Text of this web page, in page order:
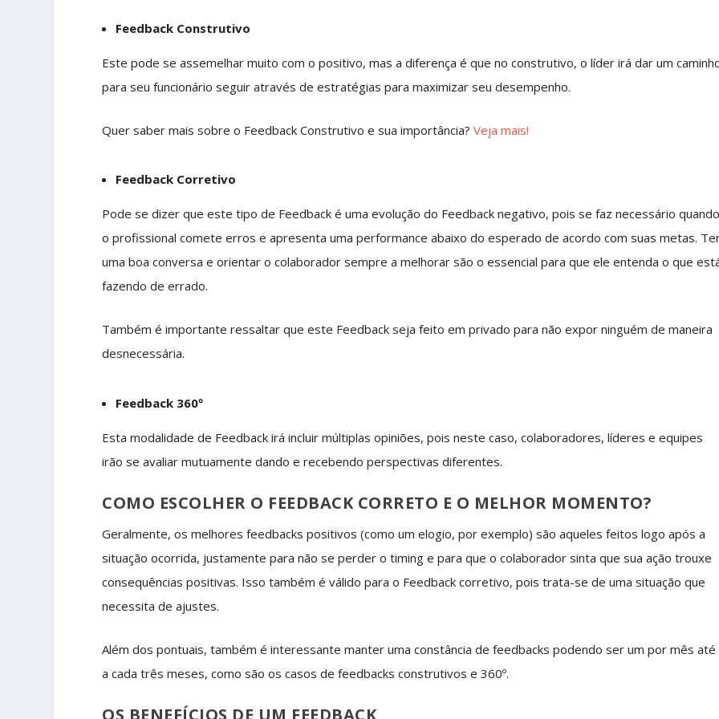
Feedback Construtivo
Este pode se assemelhar muito com o positivo, mas a diferença é que no construtivo, o líder irá dar um
para seu funcionário seguir através de estratégias para maximizar seu desempenho.
Quer saber mais sobre o Feedback Construtivo e sua importância?Veja mais!
Feedback Corretivo
Pode se dizer que este tipo de Feedback é uma evolução do Feedback negativo, pois se faz necessário quando
o profissional comete erros e apresenta uma performance abaixo do esperado de acordo com suas metas.
uma boa conversa e orientar o colaborador sempre a melhorar são o essencial para que ele entenda o que
fazendo de errado.
Também é importante ressaltar que este Feedback seja feito em privado para não expor ninguém de maneira
desnecessária.
Feedback 360º
Esta modalidade de Feedback irá incluir múltiplas opiniões, pois neste caso, colaboradores, líderes e equipes
irão se avaliar mutuamente dando e recebendo perspectivas diferentes.
COMO ESCOLHER O FEEDBACK CORRETO E O MELHOR MOMENTO?
Geralmente, os melhores feedbacks positivos (como um elogio, por exemplo) são aqueles feitos logo após a
situação ocorrida, justamente para não se perder o timing e para que o colaborador sinta que sua ação trouxe
consequências positivas. Isso também é válido para o Feedback corretivo, pois trata-se de uma situação que
necessita de ajustes.
Além dos pontuais, também é interessante manter uma constância de feedbacks podendo ser um por mês até
a cada três meses, como são os casos de feedbacks construtivos e 360º.
OS BENEFÍCIOS DE UM FEEDBACK